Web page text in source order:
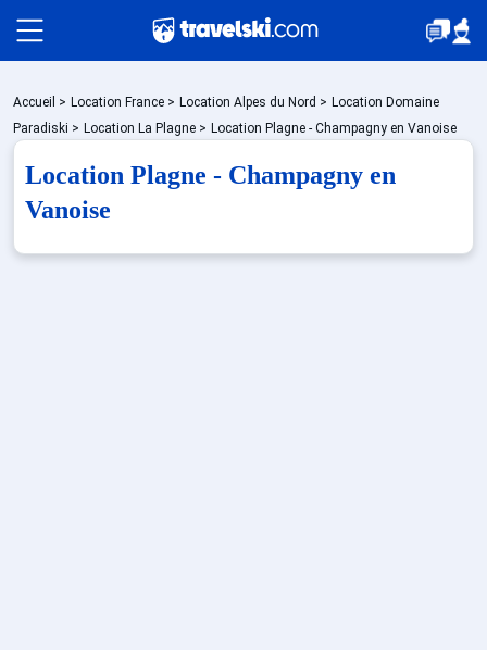
Packages
🚆Train de nuit
Stations
Accueil > Location France > Location Alpes du Nord > Location Domaine
Paradiski > Location La Plagne > Location Plagne - Champagny en Vanoise
Location Plagne - Champagny en
Vanoise